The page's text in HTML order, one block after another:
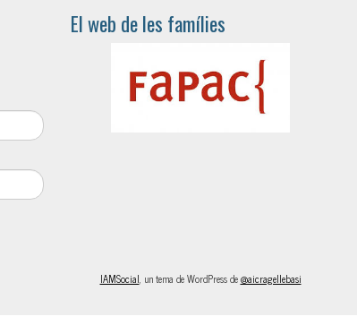
El web de les famílies
IAMSocial, un tema de WordPress de@aicragellebasi